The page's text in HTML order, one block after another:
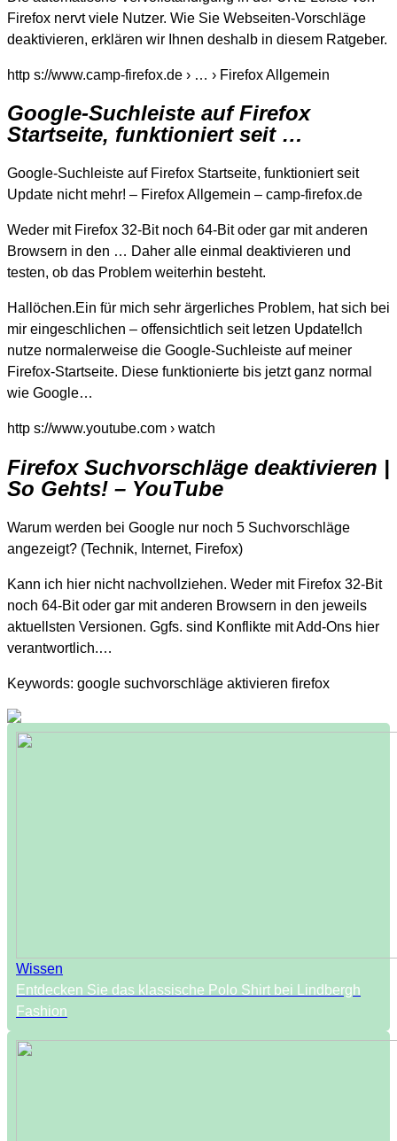
Firefox nervt viele Nutzer. Wie Sie Webseiten-Vorschläge
deaktivieren, erklären wir Ihnen deshalb in diesem Ratgeber.
http s://www.camp-firefox.de › … › Firefox Allgemein
Google-Suchleiste auf Firefox
Startseite, funktioniert seit …
Google-Suchleiste auf Firefox Startseite, funktioniert seit
Update nicht mehr! – Firefox Allgemein – camp-firefox.de
Weder mit Firefox 32-Bit noch 64-Bit oder gar mit anderen
Browsern in den … Daher alle einmal deaktivieren und
testen, ob das Problem weiterhin besteht.
Hallöchen.Ein für mich sehr ärgerliches Problem, hat sich bei
mir eingeschlichen – offensichtlich seit letzen Update!Ich
nutze normalerweise die Google-Suchleiste auf meiner
Firefox-Startseite. Diese funktionierte bis jetzt ganz normal
wie Google…
http s://www.youtube.com › watch
Firefox Suchvorschläge deaktivieren |
So Gehts! – YouTube
Warum werden bei Google nur noch 5 Suchvorschläge
angezeigt? (Technik, Internet, Firefox)
Kann ich hier nicht nachvollziehen. Weder mit Firefox 32-Bit
noch 64-Bit oder gar mit anderen Browsern in den jeweils
aktuellsten Versionen. Ggfs. sind Konflikte mit Add-Ons hier
verantwortlich.…
Keywords: google suchvorschläge aktivieren firefox
Wissen
Entdecken Sie das klassische Polo Shirt bei Lindbergh
Fashion